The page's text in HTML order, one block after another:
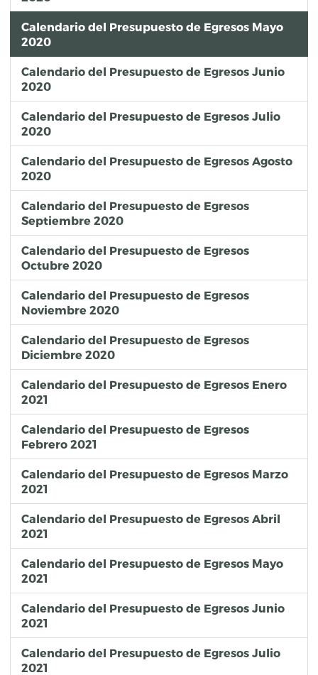
Calendario del Presupuesto de Egresos Mayo
2020
Calendario del Presupuesto de Egresos Junio
2020
Calendario del Presupuesto de Egresos Julio
2020
Calendario del Presupuesto de Egresos Agosto
2020
Calendario del Presupuesto de Egresos
Septiembre 2020
Calendario del Presupuesto de Egresos
Octubre 2020
Calendario del Presupuesto de Egresos
Noviembre 2020
Calendario del Presupuesto de Egresos
Diciembre 2020
Calendario del Presupuesto de Egresos Enero
2021
Calendario del Presupuesto de Egresos
Febrero 2021
Calendario del Presupuesto de Egresos Marzo
2021
Calendario del Presupuesto de Egresos Abril
2021
Calendario del Presupuesto de Egresos Mayo
2021
Calendario del Presupuesto de Egresos Junio
2021
Calendario del Presupuesto de Egresos Julio
2021